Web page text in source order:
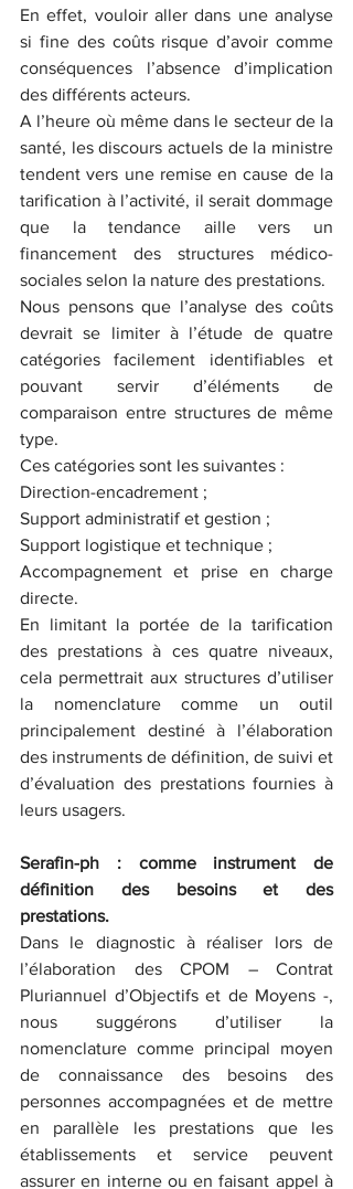
En effet, vouloir aller dans une analyse
si fine des coûts risque d’avoir comme
conséquences l’absence d’implication
des différents acteurs.
A l’heure où même dans le secteur de la
santé, les discours actuels de la ministre
tendent vers une remise en cause de la
tarification à l’activité, il serait dommage
que la tendance aille vers un
financement des structures médico-
sociales selon la nature des prestations.
Nous pensons que l’analyse des coûts
devrait se limiter à l’étude de quatre
catégories facilement identifiables et
pouvant servir d’éléments de
comparaison entre structures de même
type.
Ces catégories sont les suivantes :
Direction-encadrement ;
Support administratif et gestion ;
Support logistique et technique ;
Accompagnement et prise en charge
directe.
En limitant la portée de la tarification
des prestations à ces quatre niveaux,
cela permettrait aux structures d’utiliser
la nomenclature comme un outil
principalement destiné à l’élaboration
des instruments de définition, de suivi et
d’évaluation des prestations fournies à
leurs usagers.
Serafin-ph : comme instrument de
définition des besoins et des
prestations.
Dans le diagnostic à réaliser lors de
l’élaboration des CPOM – Contrat
Pluriannuel d’Objectifs et de Moyens -,
nous suggérons d’utiliser la
nomenclature comme principal moyen
de connaissance des besoins des
personnes accompagnées et de mettre
en parallèle les prestations que les
établissements et service peuvent
assurer en interne ou en faisant appel à